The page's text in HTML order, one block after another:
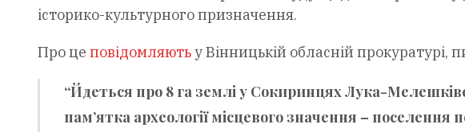
історико-культурного призначення.
Про це повідомляютьу Вінницькій обласній прокуратурі,
“Йдеться про 8 га землі у Сокиринцях Лука-
пам’ятка археології місцевого значення – поселення